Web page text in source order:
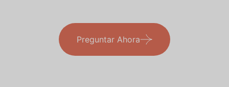
Preguntar Ahora